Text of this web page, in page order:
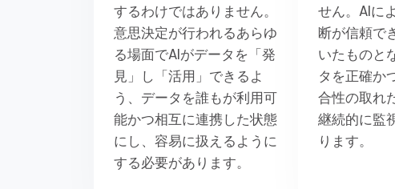
するわけではありません。
意思決定が行われるあらゆ
る場面でAIがデータを「発
見」し「活用」できるよ
う、データを誰もが利用可
能かつ相互に連携した状態
にし、容易に扱えるように
する必要があります。
せん。AIに
断が信頼で
いたものと
タを正確か
合性の取れ
継続的に監
ります。